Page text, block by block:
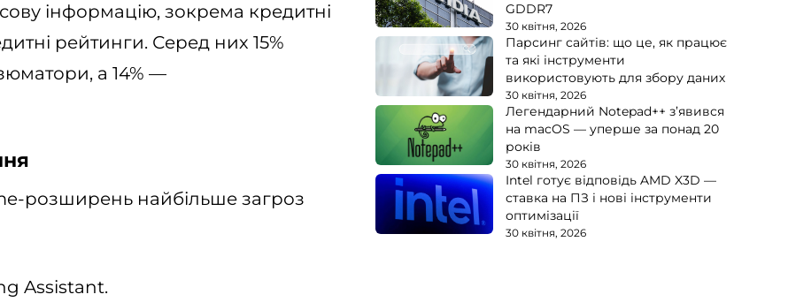
інформацію, зокрема кредитні
рейтинги. Серед них 15%
а 14% —
розширень найбільше загроз
Assistant.
GDDR7
30 квітня, 2026
Парсинг сайтів: що це, як працює
та які інструменти
використовують для збору даних
30 квітня, 2026
Легендарний Notepad++ з’явився
на macOS — уперше за понад 20
років
30 квітня, 2026
Intel готує відповідь AMD X3D —
ставка на ПЗ і нові інструменти
оптимізації
30 квітня, 2026